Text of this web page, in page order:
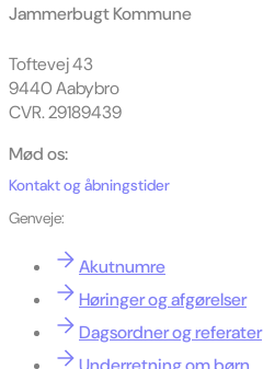
Jammerbugt Kommune
Toftevej 43
9440 Aabybro
CVR. 29189439
Mød os:
Kontakt og åbningstider
Genveje:
Akutnumre
Høringer og afgørelser
Dagsordner og referater